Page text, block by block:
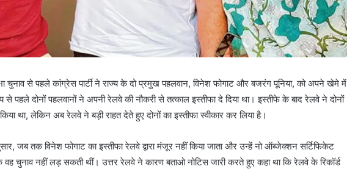
चुनाव से पहले कांग्रेस पार्टी ने राज्य के दो प्रमुख पहलवान, विनेश फोगाट और बजरंग पूनिया, को अपने खेमे में
से पहले दोनों पहलवानों ने अपनी रेलवे की नौकरी से तत्काल इस्तीफा दे दिया था। इस्तीफे के बाद रेलवे ने दोनों
था, लेकिन अब रेलवे ने बड़ी राहत देते हुए दोनों का इस्तीफा स्वीकार कर लिया है।
जब तक विनेश फोगाट का इस्तीफा रेलवे द्वारा मंजूर नहीं किया जाता और उन्हें नो ऑब्जेक्शन सर्टिफिकेट
चुनाव नहीं लड़ सकती थीं। उत्तर रेलवे ने कारण बताओ नोटिस जारी करते हुए कहा था कि रेलवे के रिकॉर्ड